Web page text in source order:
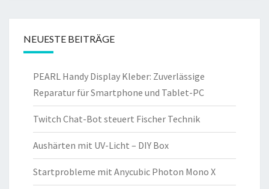
NEUESTE BEITRÄGE
PEARL Handy Display Kleber: Zuverlässige
Reparatur für Smartphone und Tablet-PC
Twitch Chat-Bot steuert Fischer Technik
Aushärten mit UV-Licht – DIY Box
Startprobleme mit Anycubic Photon Mono X